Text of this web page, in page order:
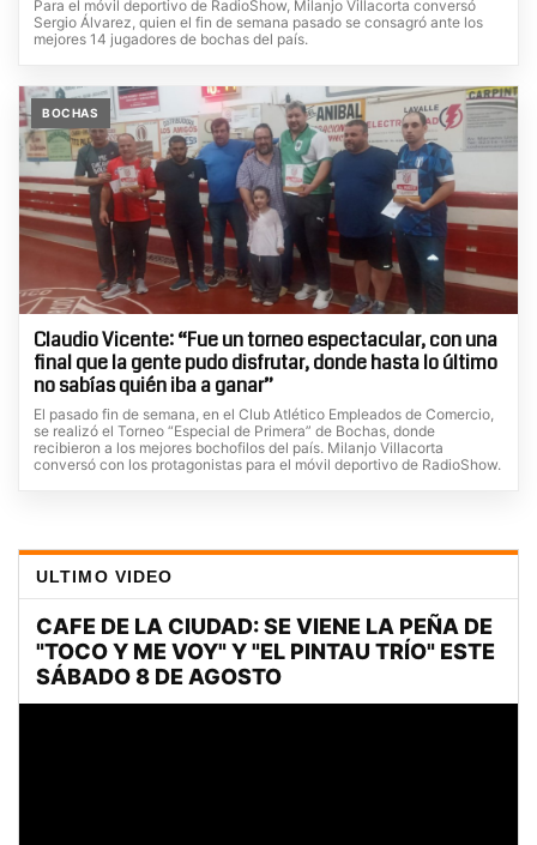
Para el móvil deportivo de RadioShow, Milanjo Villacorta conversó
Sergio Álvarez, quien el fin de semana pasado se consagró ante los
mejores 14 jugadores de bochas del país.
BOCHAS
Claudio Vicente: “Fue un torneo espectacular, con una
final que la gente pudo disfrutar, donde hasta lo último
no sabías quién iba a ganar”
El pasado fin de semana, en el Club Atlético Empleados de Comercio,
se realizó el Torneo “Especial de Primera” de Bochas, donde
recibieron a los mejores bochofilos del país. Milanjo Villacorta
conversó con los protagonistas para el móvil deportivo de RadioShow.
ULTIMO VIDEO